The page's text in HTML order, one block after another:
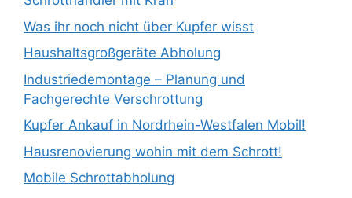
Was ihr noch nicht über Kupfer wisst
Haushaltsgroßgeräte Abholung
Industriedemontage – Planung und
Fachgerechte Verschrottung
Kupfer Ankauf in Nordrhein-Westfalen Mobil!
Hausrenovierung wohin mit dem Schrott!
Mobile Schrottabholung